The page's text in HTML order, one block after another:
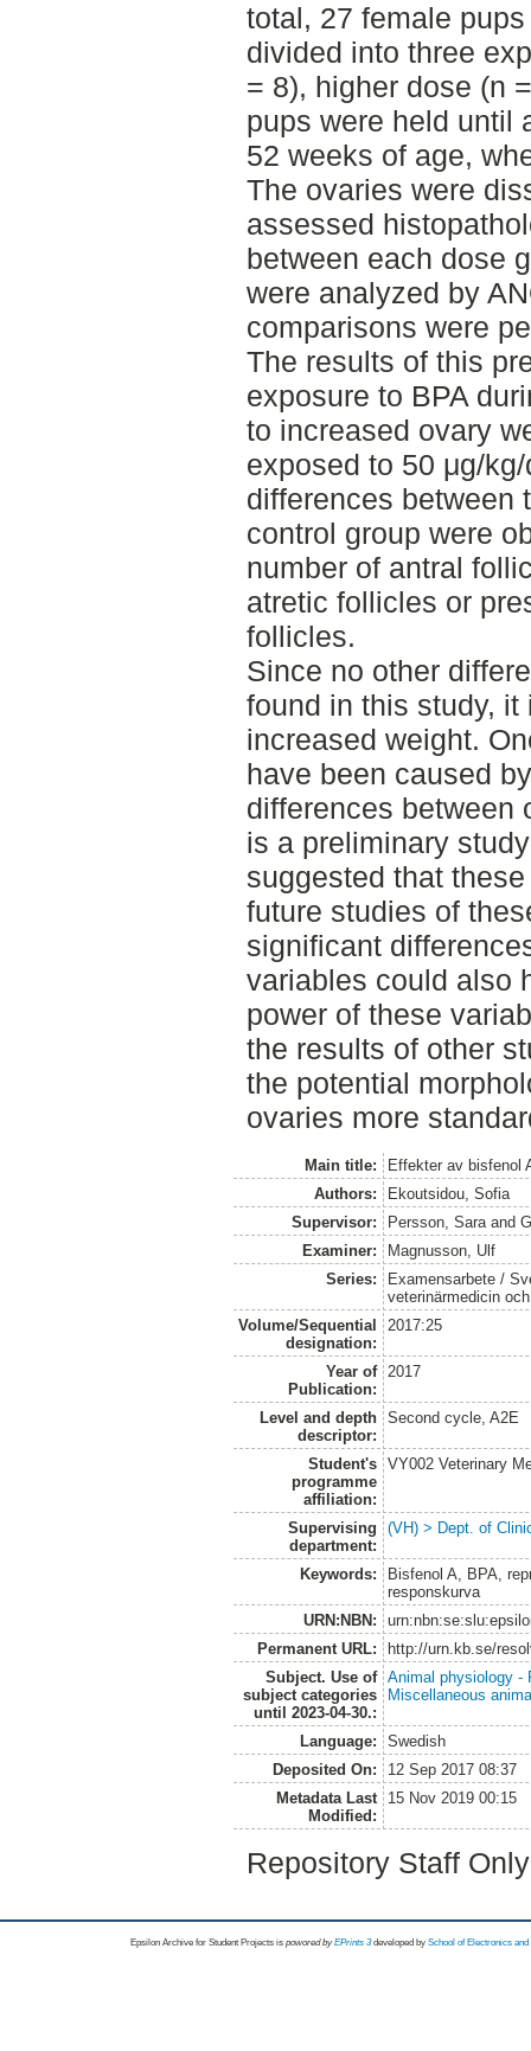
total, 27 female
divided into three
= 8), higher dose (n
pups were held until
52 weeks of age,
The ovaries were
assessed
between each dose
were analyzed by
comparisons were
The results of this
exposure to BPA
to increased ovary
exposed to 50 μg/
differences between
control group were
number of antral
atretic follicles or
follicles.
Since no other
found in this study,
increased weight.
have been caused
differences between
is a preliminary
suggested that
future studies of
significant
variables could also
power of these
the results of other
the potential
ovaries more
Main title:
Effekter av bisfenol
Authors:
Ekoutsidou, Sofia
Supervisor:
Persson, Sara and
Examiner:
Magnusson, Ulf
Series:
Examensarbete /
veterinärmedicin
Volume/Sequential
designation:
2017:25
Year of
Publication:
2017
Level and depth
descriptor:
Second cycle, A2E
Student's
programme
affiliation:
VY002 Veterinary
Supervising
department:
(VH) > Dept. of
Keywords:
Bisfenol A, BPA,
responskurva
URN:NBN:
Permanent URL:
http://urn.kb.se/
Subject. Use of
subject categories
until 2023-04-30.:
Animal physiology -
Miscellaneous
Language:
Swedish
Deposited On:
12 Sep 2017 08:37
Metadata Last
Modified:
15 Nov 2019 00:15
Repository Staff
Epsilon Archive for Student Projects is powored byEPrints 3 developed by School of Electronics